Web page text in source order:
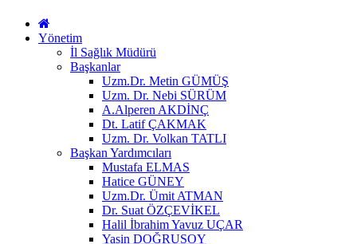
Yönetim
İl Sağlık Müdürü
Başkanlar
Uzm.Dr. Metin GÜMÜŞ
Uzm. Dr. Nebi SÜRÜM
A.Alperen AKDİNÇ
Dt. Latif ÇAKMAK
Uzm. Dr. Volkan TATLI
Başkan Yardımcıları
Mustafa ELMAS
Hatice GÜNEY
Uzm.Dr. Ümit ATMAN
Dr. Suat ÖZÇEVİKEL
Halil İbrahim Yavuz UÇAR
Yasin DOĞRUSOY